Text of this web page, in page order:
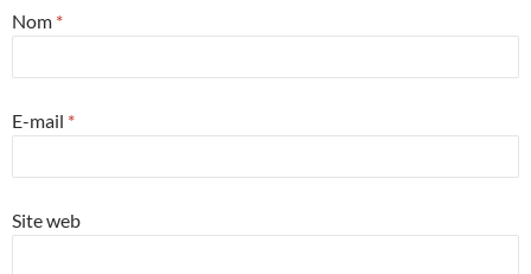
Nom *
E-mail *
Site web